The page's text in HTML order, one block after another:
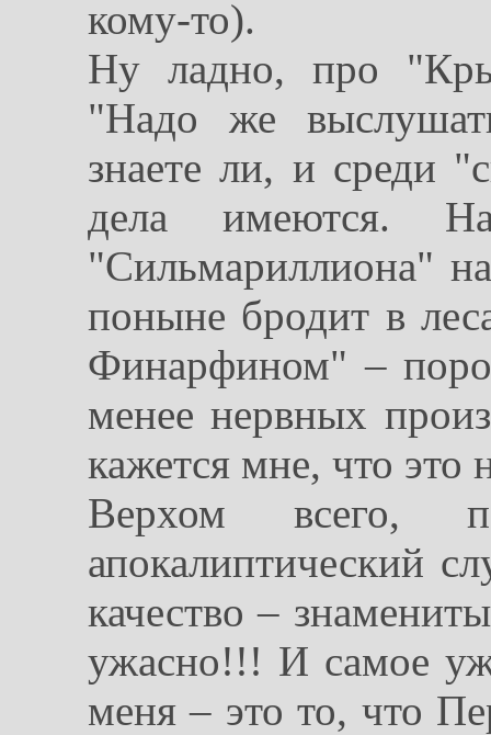
кому-то).
Ну ладно, про
"Надо же
знаете ли, и среди
дела имеются.
"Сильмариллиона"
поныне бродит в
Финарфином" –
менее нервных
кажется мне, что это
Верхом всего,
апокалиптический
качество –
ужасно!!! И самое
меня – это то, что